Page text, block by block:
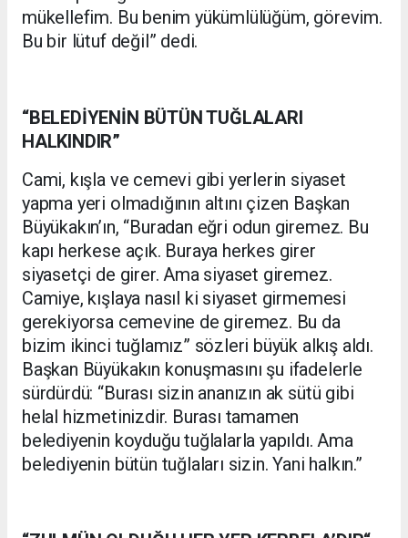
mükellefim. Bu benim yükümlülüğüm, görevim.
Bu bir lütuf değil” dedi.
“BELEDİYENİN BÜTÜN TUĞLALARI
HALKINDIR”
Cami, kışla ve cemevi gibi yerlerin siyaset
yapma yeri olmadığının altını çizen Başkan
Büyükakın’ın, “Buradan eğri odun giremez. Bu
kapı herkese açık. Buraya herkes girer
siyasetçi de girer. Ama siyaset giremez.
Camiye, kışlaya nasıl ki siyaset girmemesi
gerekiyorsa cemevine de giremez. Bu da
bizim ikinci tuğlamız” sözleri büyük alkış aldı.
Başkan Büyükakın konuşmasını şu ifadelerle
sürdürdü: “Burası sizin ananızın ak sütü gibi
helal hizmetinizdir. Burası tamamen
belediyenin koyduğu tuğlalarla yapıldı. Ama
belediyenin bütün tuğlaları sizin. Yani halkın.”